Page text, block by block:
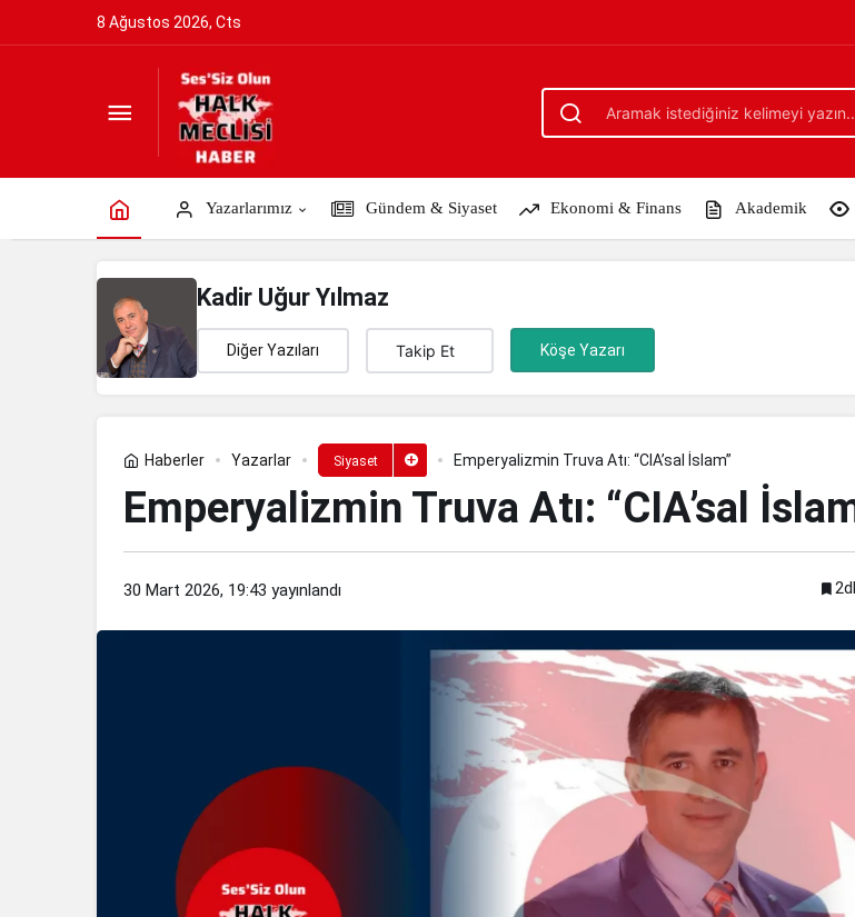
8 Ağustos 2026, Cts
Yazarlarımız Gündem & Siyaset Ekonomi & Finans Akademik
Kadir Uğur Yılmaz
Diğer Yazıları Takip Et Köşe Yazarı
Haberler Yazarlar Siyaset Emperyalizmin Truva Atı: “CIA’sal İslam”
Emperyalizmin Truva Atı: “CIA’sal
30 Mart 2026, 19:43 yayınlandı
Emperyalizmin Truva Atı: “CIA’sal İslam”